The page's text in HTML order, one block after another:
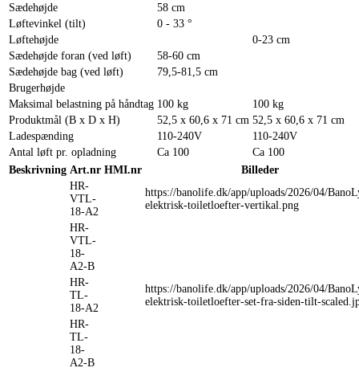
Sædehøjde
58 cm
Løftevinkel (tilt)
0 - 33 °
Løftehøjde
0-23 cm
Sædehøjde foran (ved løft)
58-60 cm
Sædehøjde bag (ved løft)
79,5-81,5 cm
Brugerhøjde
Maksimal belastning på håndtag 100 kg
100 kg
Produktmål (B x D x H)
52,5 x 60,6 x 71 cm 52,5 x 60,6 x 71 cm
Ladespænding
110-240V
110-240V
Antal løft pr. opladning
Ca 100
Ca 100
Beskrivning Art.nr HMI.nr
Billeder
HR-
VTL-
18-A2
https://banolife.dk/app/uploads/2026/04/
elektrisk-toiletloefter-vertikal.png
HR-
VTL-
18-
A2-B
HR-
TL-
18-A2
https://banolife.dk/app/uploads/2026/04/
elektrisk-toiletloefter-set-fra-siden-tilt-
HR-
TL-
18-
A2-B